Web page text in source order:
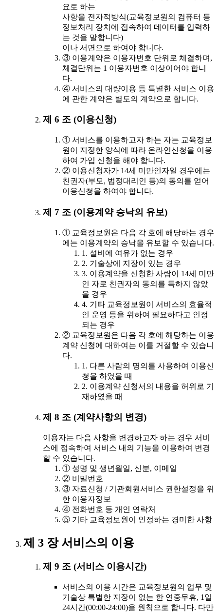
요로 하는
사항을 전자적방식(교육정보원의 컴퓨터 등
정보처리 장치에 접속하여 데이터를 입력하
는 것을 말합니다)
이나 서면으로 하여야 합니다.
③ 이용계약은 이용자번호 단위로 체결하며,
체결단위는 1 이용자번호 이상이어야 합니
다.
④ 서비스의 대량이용 등 특별한 서비스 이용
에 관한 계약은 별도의 계약으로 합니다.
제 6 조 (이용신청)
① 서비스를 이용하고자 하는 자는 교육정보
원이 지정한 양식에 따라 온라인신청을 이용
하여 가입 신청을 해야 합니다.
② 이용신청자가 14세 미만인자일 경우에는
친권자(부모, 법정대리인 등)의 동의를 얻어
이용신청을 하여야 합니다.
제 7 조 (이용계약 승낙의 유보)
① 교육정보원은 다음 각 호에 해당하는 경우
에는 이용계약의 승낙을 유보할 수 있습니다.
1. 설비에 여유가 없는 경우
2. 기술상에 지장이 있는 경우
3. 이용계약을 신청한 사람이 14세 미만
인 자로 친권자의 동의를 득하지 않았
을 경우
4. 기타 교육정보원이 서비스의 효율적
인 운영 등을 위하여 필요하다고 인정
되는 경우
② 교육정보원은 다음 각 호에 해당하는 이용
계약 신청에 대하여는 이를 거절할 수 있습니
다.
1. 다른 사람의 명의를 사용하여 이용신
청을 하였을 때
2. 이용계약 신청서의 내용을 허위로 기
재하였을 때
제 8 조 (계약사항의 변경)
이용자는 다음 사항을 변경하고자 하는 경우 서비
스에 접속하여 서비스 내의 기능을 이용하여 변경
할 수 있습니다.
① 성명 및 생년월일, 신분, 이메일
② 비밀번호
③ 자료신청 / 기관회원서비스 권한설정을 위
한 이용자정보
④ 전화번호 등 개인 연락처
⑤ 기타 교육정보원이 인정하는 경미한 사항
제 3 장 서비스의 이용
제 9 조 (서비스 이용시간)
서비스의 이용 시간은 교육정보원의 업무 및
기술상 특별한 지장이 없는 한 연중무휴, 1일
24시간(00:00-24:00)을 원칙으로 합니다. 다만